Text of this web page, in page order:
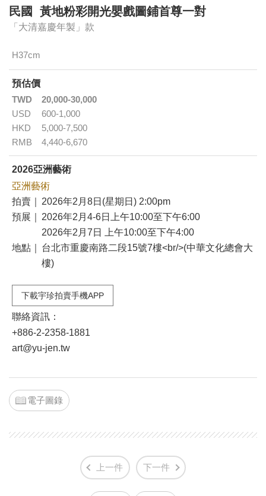
民國 黃地粉彩開光嬰戲圖鋪首尊一對
「大清嘉慶年製」款
H37cm
預估價
TWD
20,000-30,000
USD
600-1,000
HKD
5,000-7,500
RMB
4,440-6,670
2026亞洲藝術
亞洲藝術
拍賣｜
2026年2月8日(星期日) 2:00pm
預展｜
2026年2月4-6日上午10:00至下午6:00
2026年2月7日 上午10:00至下午4:00
地點｜
台北市重慶南路二段15號7樓<br/>(中華文化總會大
樓)
下載宇珍拍賣手機APP
聯絡資訊：
+886-2-2358-1881
art@yu-jen.tw
電子圖錄
上一件 下一件